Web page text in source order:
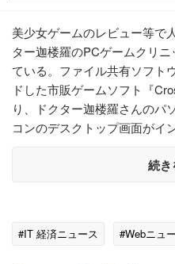
美少女ゲームのレビュー等で
ター迦楼羅のPCゲームクリ
ている。ファイル共有ソフト
ドした市販ゲームソフト『
り、ドクター迦楼羅さんのパ
コンのデスクトップ画面がイ
続き
#IT 経済ニュース #Webニュ